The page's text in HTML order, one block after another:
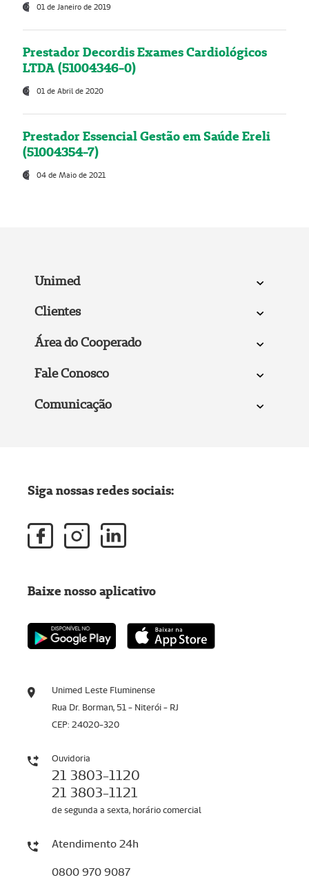
01 de Janeiro de 2019
Prestador Decordis Exames Cardiológicos
LTDA (51004346-0)
01 de Abril de 2020
Prestador Essencial Gestão em Saúde Ereli
(51004354-7)
04 de Maio de 2021
Unimed
Clientes
Área do Cooperado
Fale Conosco
Comunicação
Unimed Leste Fluminense
Rua Dr. Borman, 51 - Niterói - RJ
CEP: 24020-320
Ouvidoria
21 3803-1120
21 3803-1121
de segunda a sexta, horário comercial
Atendimento 24h
0800 970 9087
Siga nossas redes sociais:
Baixe nosso aplicativo